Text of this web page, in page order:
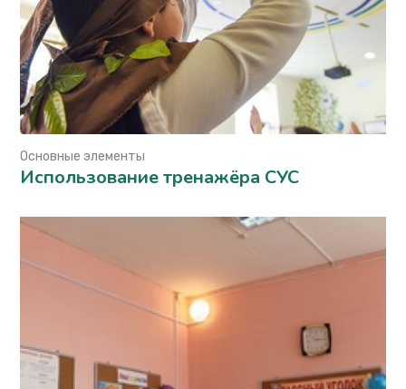
Использование тренажёра СУС
Основные элементы